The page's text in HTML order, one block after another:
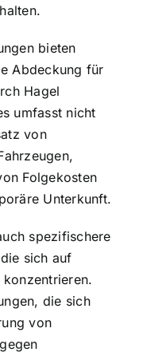
bieten
Abdeckung für
Hagel
umfasst nicht
von
Folgekosten
Unterkunft.
spezifischere
sich auf
die sich
von